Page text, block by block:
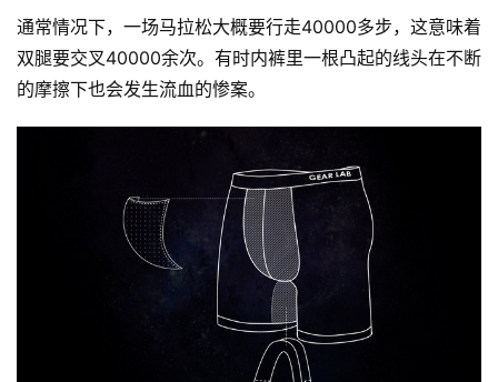
通常情况下，一场马拉松大概要行走40000多步，这意味着
双腿要交叉40000余次。有时内裤里一根凸起的线头在不断
的摩擦下也会发生流血的惨案。